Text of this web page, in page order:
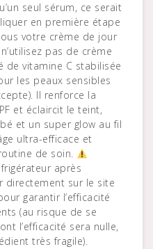
seul sérum, ce serait
en première étape
votre crème de jour
pas de crème
de vitamine C stabilisée
les peaux sensibles
Il renforce la
et éclaircit le teint,
et un super glow au fil
ultra-efficace et
de soin.
après
directement sur le site
garantir l’efficacité
(au risque de se
l’efficacité sera nulle,
très fragile).